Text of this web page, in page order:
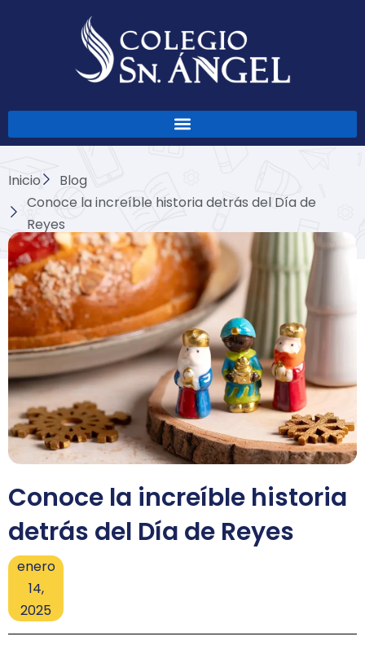
Inicio
Blog
Conoce la increíble historia detrás del Día de
Reyes
Conoce la increíble historia
detrás del Día de Reyes
enero
14,
2025